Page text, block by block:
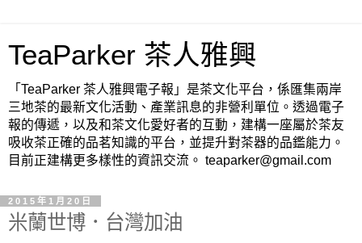
TeaParker 茶人雅興
「TeaParker 茶人雅興電子報」是茶文化平台，係匯集兩岸
三地茶的最新文化活動、產業訊息的非營利單位。透過電子
報的傳遞，以及和茶文化愛好者的互動，建構一座屬於茶友
吸收茶正確的品茗知識的平台，並提升對茶器的品鑑能力。
目前正建構更多樣性的資訊交流。 teaparker@gmail.com
2015年1月20日
米蘭世博．台灣加油